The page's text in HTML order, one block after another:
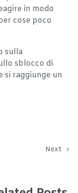
in modo
cose poco
sulla
sblocco di
si raggiunge un
Next